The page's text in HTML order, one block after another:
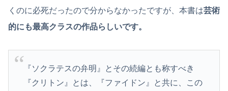
くのに必死だったので分からなかったですが、本書は芸術
的にも最高クラスの作品らしいです。
『ソクラテスの弁明』とその続編とも称すべき
『クリトン』とは、『ファイドン』と共に、この